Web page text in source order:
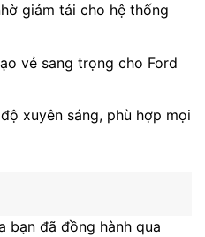
giảm tải cho hệ thống
vẻ sang trọng cho Ford
xuyên sáng, phù hợp mọi
bạn đã đồng hành qua